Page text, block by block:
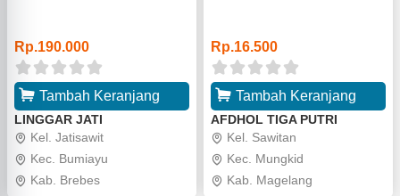
Rp.190.000
Tambah Keranjang
LINGGAR JATI
Kel. Jatisawit
Kec. Bumiayu
Kab. Brebes
Rp.16.500
Tambah Keranjang
AFDHOL TIGA PUTRI
Kel. Sawitan
Kec. Mungkid
Kab. Magelang